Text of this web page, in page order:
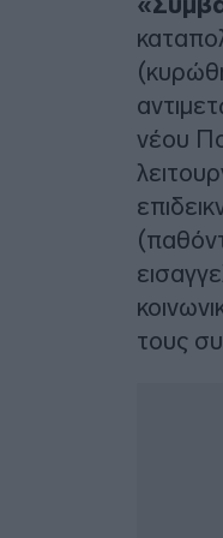
νέου
τους